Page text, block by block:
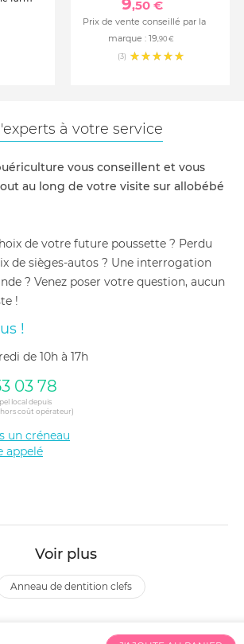
9,50 €
Prix de vente conseillé par la
marque : 19,90 €
(3)
à votre service
vous conseillent et vous
au long de votre visite sur allobébé
de votre future poussette ? Perdu
de sièges-autos ? Une interrogation
? Venez poser votre question, aucun
!
!
de 10h à 17h
03 78
local depuis
coût opérateur)
un créneau
appelé
Voir plus
anneau de dentition clefs